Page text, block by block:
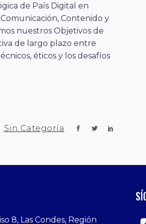
de País Digital en
Contenido y
nuestros Objetivos de
de largo plazo entre
éticos y los desafíos
Sin Categoría
8, Las Condes, Región